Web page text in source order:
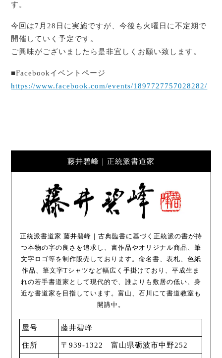
す。
今回は7月28日に実施ですが、今後も火曜日に不定期で
開催していく予定です。
ご興味がございましたら是非宜しくお願い致します。
■Facebookイベントページ
https://www.facebook.com/events/1897727757028282/
藤井碧峰｜正統派書道家
正統派書道家 藤井碧峰｜古典臨書に基づく正統派の書が持
つ本物の字の良さを追求し、書作品やオリジナル商品、筆
文字ロゴ等を制作販売しております。命名書、表札、色紙
作品、筆文字Tシャツなど幅広く手掛けており、平成生ま
れの若手書道家として現代的で、誰よりも敷居の低い、身
近な書道家を目指しています。富山、石川にて書道教室も
開講中。
屋号 藤井碧峰
住所 〒939-1322 富山県砺波市中野252